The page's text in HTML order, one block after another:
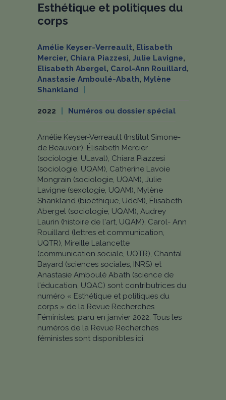
Esthétique et politiques du
corps
Amélie Keyser-Verreault, Elisabeth
Mercier, Chiara Piazzesi, Julie Lavigne,
Elisabeth Abergel, Carol-Ann Rouillard,
Anastasie Amboulé-Abath, Mylène
Shankland
2022 Numéros ou dossier spécial
Amélie Keyser-Verreault (Institut Simone-
de Beauvoir), Élisabeth Mercier
(sociologie, ULaval), Chiara Piazzesi
(sociologie, UQAM), Catherine Lavoie
Mongrain (sociologie, UQAM), Julie
Lavigne (sexologie, UQAM), Mylène
Shankland (bioéthique, UdeM), Élisabeth
Abergel (sociologie, UQAM), Audrey
Laurin (histoire de l'art, UQAM), Carol- Ann
Rouillard (lettres et communication,
UQTR), Mireille Lalancette
(communication sociale, UQTR), Chantal
Bayard (sciences sociales, INRS) et
Anastasie Amboulé Abath (science de
l'éducation, UQAC) sont contributrices du
numéro « Esthétique et politiques du
corps » de la Revue Recherches
Féministes, paru en janvier 2022. Tous les
numéros de la Revue Recherches
féministes sont disponibles ici.